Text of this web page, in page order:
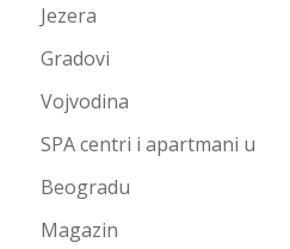
Jezera
Gradovi
Vojvodina
SPA centri i apartmani u
Beogradu
Magazin